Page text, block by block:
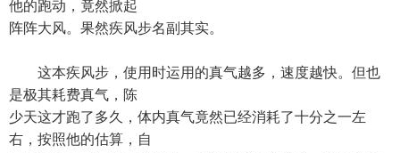
他的跑动，竟然掀起
阵阵大风。果然疾风步名副其实。
这本疾风步，使用时运用的真气越多，速度越快。但也
是极其耗费真气，陈
少天这才跑了多久，体内真气竟然已经消耗了十分之一左
右，按照他的估算，自